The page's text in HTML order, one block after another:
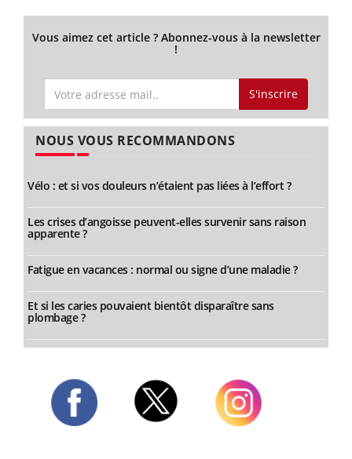
Vous aimez cet article ? Abonnez-vous à la newsletter
!
S'inscrire
NOUS VOUS RECOMMANDONS
Vélo : et si vos douleurs n’étaient pas liées à l’effort ?
Les crises d’angoisse peuvent-elles survenir sans raison
apparente ?
Fatigue en vacances : normal ou signe d’une maladie ?
Et si les caries pouvaient bientôt disparaître sans
plombage ?